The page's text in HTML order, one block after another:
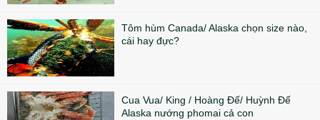
Tôm hùm Canada/ Alaska chọn size nào,
cái hay đực?
Cua Vua/ King / Hoàng Đế/ Huỳnh Đế
Alaska nướng phomai cả con